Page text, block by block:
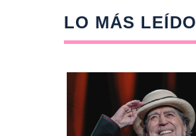
LO MÁS LEÍDO